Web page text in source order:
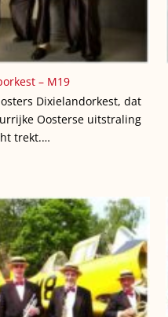
– M19
Dixielandorkest, dat
Oosterse uitstraling
trekt.…